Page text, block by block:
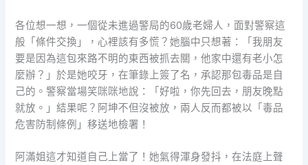
各位想一想，一個從未進過警局的60歲老婦人，面對警察這
般「條件交換」，心裡該有多慌？她腦中只想著：「我朋友
要是因為這包來路不明的東西被抓去關，他家中還有老小怎
麼辦？」於是她咬牙，在筆錄上簽了名，承認那包毒品是自
己的。警察當場笑咪咪地說：「好啦，你先回去，朋友晚點
就放。」結果呢？阿坤不但沒被放，兩人反而都被以「毒品
危害防制條例」移送地檢署！
阿滿姐這才知道自己上當了！她氣得渾身發抖，在法庭上聲